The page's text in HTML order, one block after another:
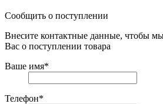
Сообщить о поступлении
Внесите контактные данные, чтобы
Вас о поступлении товара
Ваше имя*
Телефон*